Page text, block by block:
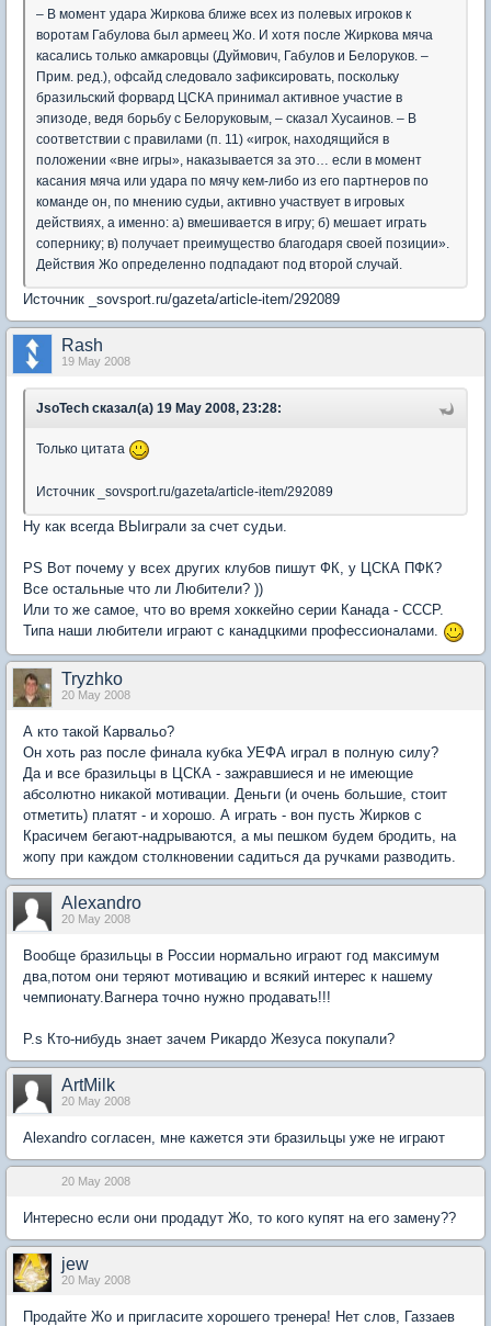
– В момент удара Жиркова ближе всех из полевых игроков к
воротам Габулова был армеец Жо. И хотя после Жиркова мяча
касались только амкаровцы (Дуймович, Габулов и Белоруков. –
Прим. ред.), офсайд следовало зафиксировать, поскольку
бразильский форвард ЦСКА принимал активное участие в
эпизоде, ведя борьбу с Белоруковым, – сказал Хусаинов. – В
соответствии с правилами (п. 11) «игрок, находящийся в
положении «вне игры», наказывается за это… если в момент
касания мяча или удара по мячу кем-либо из его партнеров по
команде он, по мнению судьи, активно участвует в игровых
действиях, а именно: а) вмешивается в игру; б) мешает играть
сопернику; в) получает преимущество благодаря своей позиции».
Действия Жо определенно подпадают под второй случай.
Источник _sovsport.ru/gazeta/article-item/292089
Rash
19 May 2008
JsoTech сказал(а) 19 May 2008, 23:28:
Только цитата
Источник _sovsport.ru/gazeta/article-item/292089
Ну как всегда ВЫиграли за счет судьи.
PS Вот почему у всех других клубов пишут ФК, у ЦСКА ПФК?
Все остальные что ли Любители? ))
Или то же самое, что во время хоккейно серии Канада - СССР.
Типа наши любители играют с канадцкими профессионалами.
Tryzhko
20 May 2008
А кто такой Карвальо?
Он хоть раз после финала кубка УЕФА играл в полную силу?
Да и все бразильцы в ЦСКА - зажравшиеся и не имеющие
абсолютно никакой мотивации. Деньги (и очень большие, стоит
отметить) платят - и хорошо. А играть - вон пусть Жирков с
Красичем бегают-надрываются, а мы пешком будем бродить, на
жопу при каждом столкновении садиться да ручками разводить.
Alexandro
20 May 2008
Вообще бразильцы в России нормально играют год максимум
два,потом они теряют мотивацию и всякий интерес к нашему
чемпионату.Вагнера точно нужно продавать!!!
P.s Кто-нибудь знает зачем Рикардо Жезуса покупали?
ArtMilk
20 May 2008
Alexandro согласен, мне кажется эти бразильцы уже не играют
20 May 2008
Интересно если они продадут Жо, то кого купят на его замену??
jew
20 May 2008
Продайте Жо и пригласите хорошего тренера! Нет слов, Газзаев